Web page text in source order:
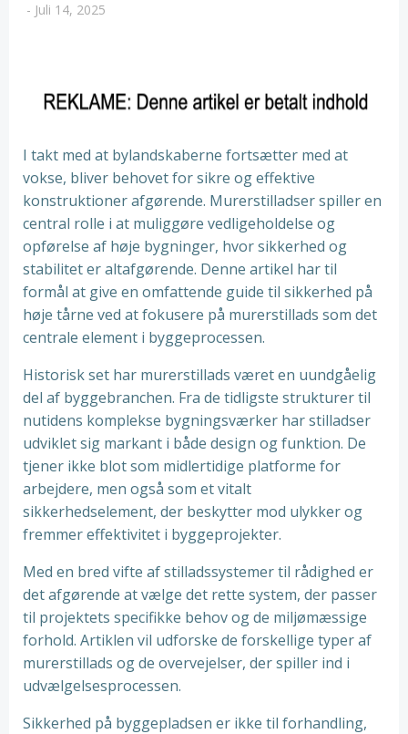
- Juli 14, 2025
I takt med at bylandskaberne fortsætter med at
vokse, bliver behovet for sikre og effektive
konstruktioner afgørende. Murerstilladser spiller en
central rolle i at muliggøre vedligeholdelse og
opførelse af høje bygninger, hvor sikkerhed og
stabilitet er altafgørende. Denne artikel har til
formål at give en omfattende guide til sikkerhed på
høje tårne ved at fokusere på murerstillads som det
centrale element i byggeprocessen.
Historisk set har murerstillads været en uundgåelig
del af byggebranchen. Fra de tidligste strukturer til
nutidens komplekse bygningsværker har stilladser
udviklet sig markant i både design og funktion. De
tjener ikke blot som midlertidige platforme for
arbejdere, men også som et vitalt
sikkerhedselement, der beskytter mod ulykker og
fremmer effektivitet i byggeprojekter.
Med en bred vifte af stilladssystemer til rådighed er
det afgørende at vælge det rette system, der passer
til projektets specifikke behov og de miljømæssige
forhold. Artiklen vil udforske de forskellige typer af
murerstillads og de overvejelser, der spiller ind i
udvælgelsesprocessen.
Sikkerhed på byggepladsen er ikke til forhandling,